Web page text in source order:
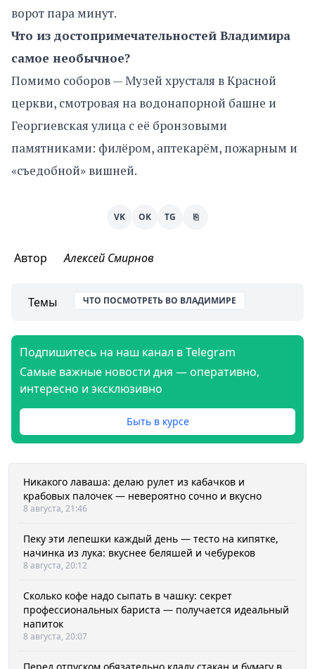
ворот пара минут.
Что из достопримечательностей Владимира
самое необычное?
Помимо соборов — Музей хрусталя в Красной
церкви, смотровая на водонапорной башне и
Георгиевская улица с её бронзовыми
памятниками: филёром, аптекарём, пожарным и
«съедобной» вишней.
VK OK TG ⎘
Автор Алексей Смирнов
Темы ЧТО ПОСМОТРЕТЬ ВО ВЛАДИМИРЕ
Подпишитесь на наш канал в Telegram
Самые важные новости дня — оперативно,
интересно и эксклюзивно
Быть в курсе
Никакого лаваша: делаю рулет из кабачков и
крабовых палочек — невероятно сочно и вкусно
8 августа, 21:46
Пеку эти лепешки каждый день — тесто на кипятке,
начинка из лука: вкуснее беляшей и чебуреков
8 августа, 20:12
Сколько кофе надо сыпать в чашку: секрет
профессиональных бариста — получается идеальный
напиток
8 августа, 20:07